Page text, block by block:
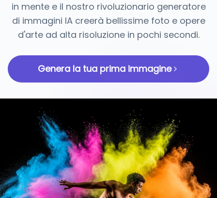
in mente e il nostro rivoluzionario generatore
di immagini IA creerà bellissime foto e opere
d'arte ad alta risoluzione in pochi secondi.
Genera la tua prima immagine